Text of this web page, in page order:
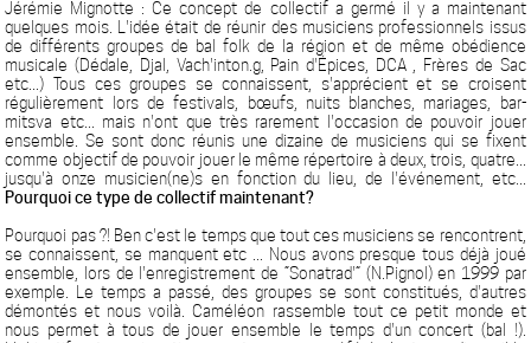
Jérémie Mignotte : Ce concept de collectif a germé il y a maintenant
quelques mois. L'idée était de réunir des musiciens professionnels issus
de différents groupes de bal folk de la région et de même obédience
musicale (Dédale, Djal, Vach'inton.g, Pain d'Épices, DCA , Frères de Sac
etc...) Tous ces groupes se connaissent, s'apprécient et se croisent
régulièrement lors de festivals, bœufs, nuits blanches, mariages, bar-
mitsva etc... mais n'ont que très rarement l'occasion de pouvoir jouer
ensemble. Se sont donc réunis une dizaine de musiciens qui se fixent
comme objectif de pouvoir jouer le même répertoire à deux, trois, quatre...
jusqu'à onze musicien(ne)s en fonction du lieu, de l'événement, etc...
Pourquoi ce type de collectif maintenant?
Pourquoi pas ?! Ben c'est le temps que tout ces musiciens se rencontrent,
se connaissent, se manquent etc ... Nous avons presque tous déjà joué
ensemble, lors de l'enregistrement de “Sonatrad'” (N.Pignol) en 1999 par
exemple. Le temps a passé, des groupes se sont constitués, d'autres
démontés et nous voilà. Caméléon rassemble tout ce petit monde et
nous permet à tous de jouer ensemble le temps d'un concert (bal !).